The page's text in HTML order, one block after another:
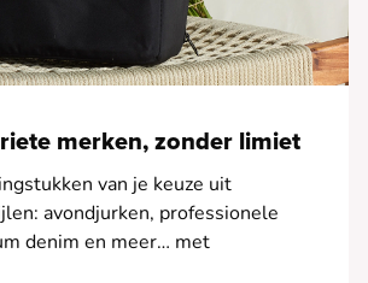
merken, zonder limiet
van je keuze uit
avondjurken, professionele
denim en meer… met